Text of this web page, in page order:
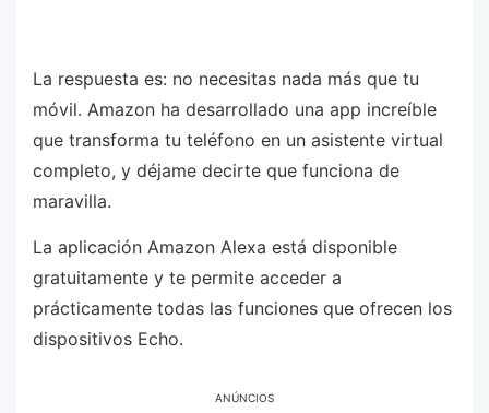
La respuesta es: no necesitas nada más que tu
móvil. Amazon ha desarrollado una app increíble
que transforma tu teléfono en un asistente virtual
completo, y déjame decirte que funciona de
maravilla.
La aplicación Amazon Alexa está disponible
gratuitamente y te permite acceder a
prácticamente todas las funciones que ofrecen los
dispositivos Echo.
ANÚNCIOS